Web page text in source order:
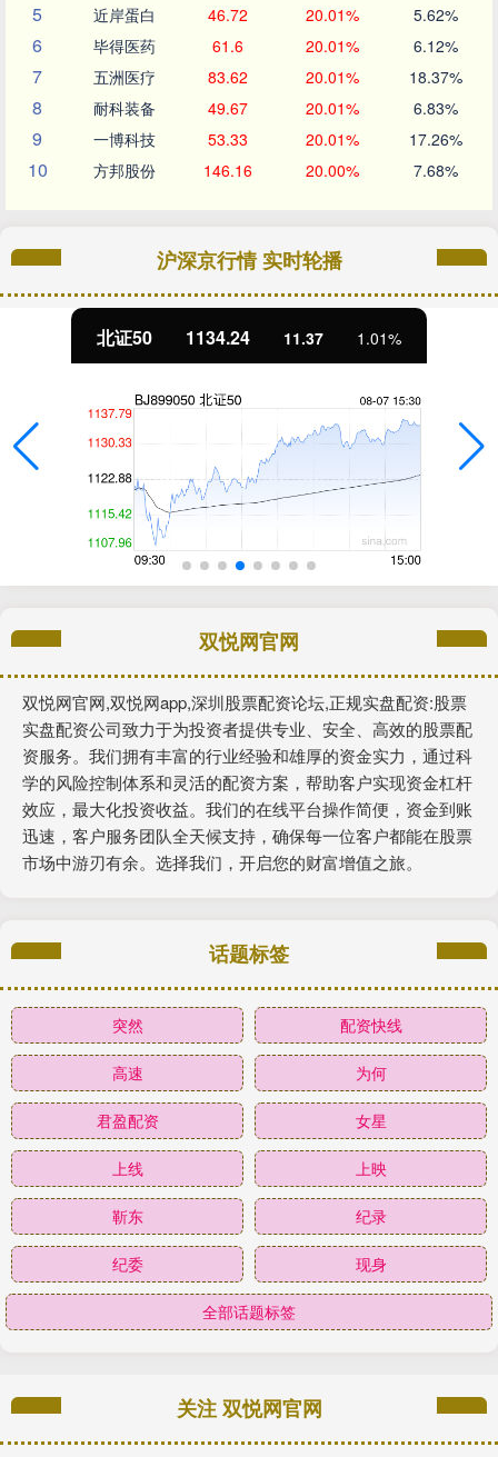
5 近岸蛋白 46.72 20.01% 5.62%
6 毕得医药 61.6 20.01% 6.12%
7 五洲医疗 83.62 20.01% 18.37%
8 耐科装备 49.67 20.01% 6.83%
9 一博科技 53.33 20.01% 17.26%
10 方邦股份 146.16 20.00% 7.68%
沪深京行情 实时轮播
北证50 1134.24 11.37 1.01%
双悦网官网
双悦网官网,双悦网app,深圳股票配资论坛,正规实盘配资:股票
实盘配资公司致力于为投资者提供专业、安全、高效的股票配
资服务。我们拥有丰富的行业经验和雄厚的资金实力，通过科
学的风险控制体系和灵活的配资方案，帮助客户实现资金杠杆
效应，最大化投资收益。我们的在线平台操作简便，资金到账
迅速，客户服务团队全天候支持，确保每一位客户都能在股票
市场中游刃有余。选择我们，开启您的财富增值之旅。
话题标签
突然 配资快线
高速 为何
君盈配资 女星
上线 上映
靳东 纪录
纪委 现身
全部话题标签
关注 双悦网官网